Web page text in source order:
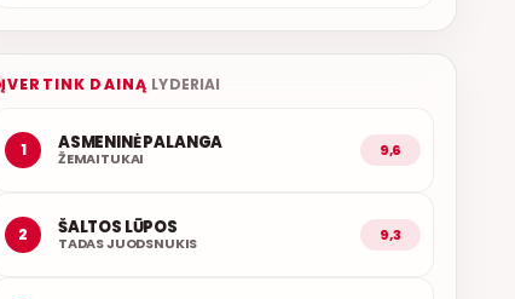
ĮVERTINK DAINĄ LYDERIAI
1 ASMENINĖ PALANGA
ŽEMAITUKAI 9,6
2 ŠALTOS LŪPOS
TADAS JUODSNUKIS 9,3